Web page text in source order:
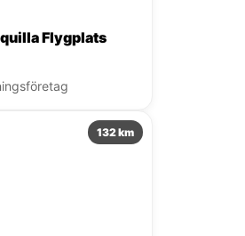
Flygplats
132 km